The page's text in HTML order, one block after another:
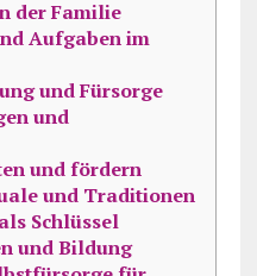
der Familie
Aufgaben im
und Fürsorge
und
und fördern
und Traditionen
Schlüssel
und Bildung